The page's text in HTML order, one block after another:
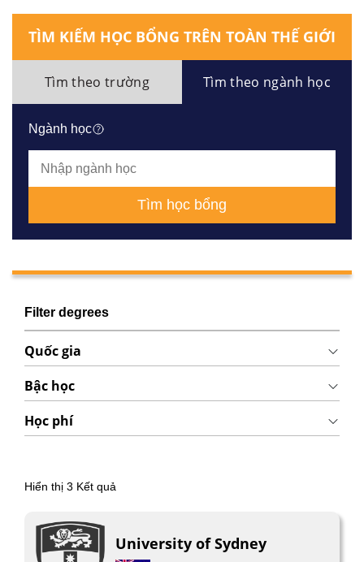
TÌM KIẾM HỌC BỔNG TRÊN TOÀN THẾ GIỚI
Tìm theo trường Tìm theo ngành học
Ngành học
Tìm học bổng
Filter degrees
Quốc gia
Bậc học
Học phí
Hiển thị 3 Kết quả
University of Sydney